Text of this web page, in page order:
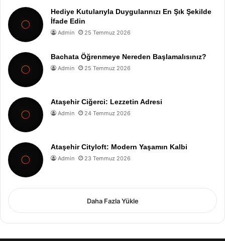
Hediye Kutularıyla Duygularınızı En Şık Şekilde
İfade Edin
Admin 25 Temmuz 2026
Bachata Öğrenmeye Nereden Başlamalısınız?
Admin 25 Temmuz 2026
Ataşehir Ciğerci: Lezzetin Adresi
Admin 24 Temmuz 2026
Ataşehir Cityloft: Modern Yaşamın Kalbi
Admin 23 Temmuz 2026
Daha Fazla Yükle